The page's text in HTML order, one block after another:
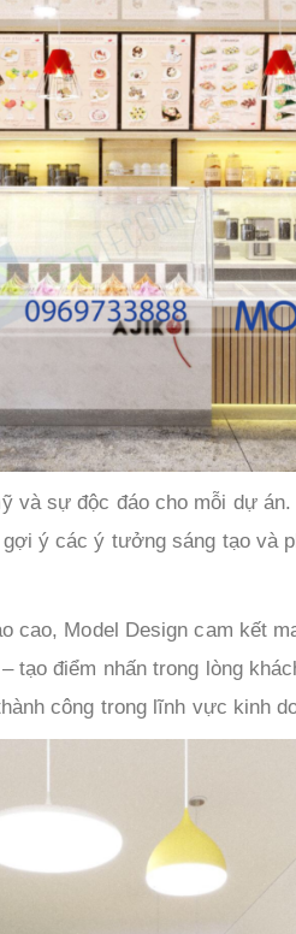
và sự độc đáo cho mỗi dự
ý các ý tưởng sáng tạo và
cao, Model Design cam kết
tạo điểm nhấn trong lòng
công trong lĩnh vực kinh